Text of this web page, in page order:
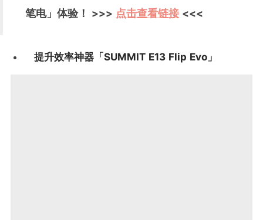
笔电」体验！ >>> 点击查看链接 <<<
提升效率神器「SUMMIT E13 Flip Evo」